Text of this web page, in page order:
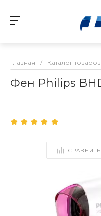
Главная / Каталог товаров
Фен Philips
СРАВНИТЬ